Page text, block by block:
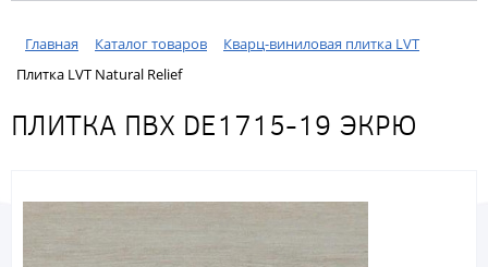
Главная Каталог товаров
Кварц-виниловая плитка LVT
Плитка LVT Natural Relief
ПЛИТКА ПВХ DE1715-19 ЭКРЮ